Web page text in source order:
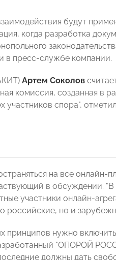
будут
когда разработка
в пресс-службе компании.
Артем Соколов
комиссия, созданная в
участников спора",
на все онлайн-
в обсуждении.
участники онлайн-
но и
нужно
"ОПОРОЙ
должны дать